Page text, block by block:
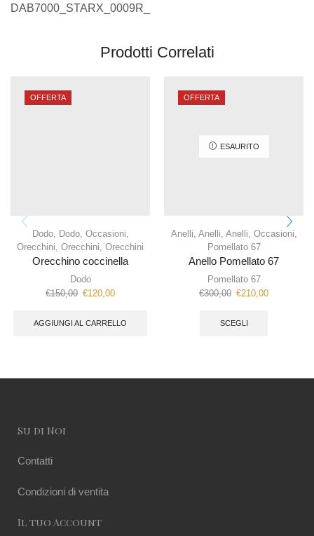
DAB7000_STARX_0009R_
Prodotti Correlati
OFFERTA
Dodo, Dodo, Occasioni,
Orecchini, Orecchini, Orecchini
Orecchino coccinella
Dodo
€150,00 €120,00
AGGIUNGI AL CARRELLO
OFFERTA
ESAURITO
Anelli, Anelli, Anelli, Occasioni,
Pomellato 67
Anello Pomellato 67
Pomellato 67
€300,00 €210,00
SCEGLI
Su di Noi
Contatti
Condizioni di ventita
Il tuo Account